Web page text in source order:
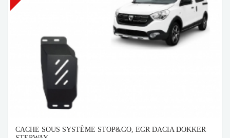
CACHE SOUS SYSTÈME STOP&GO, EGR DACIA DOKKER